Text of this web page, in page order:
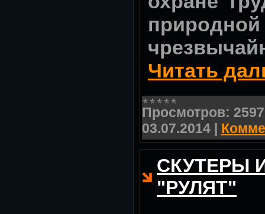
Читать
Просмотров: 2597
03.07.2014 |
СКУТЕРЫ
"РУЛЯТ"